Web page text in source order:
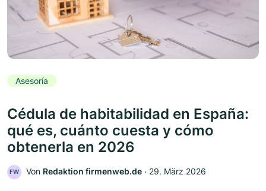
Asesoría
Cédula de habitabilidad en España:
qué es, cuánto cuesta y cómo
obtenerla en 2026
FW Von Redaktion firmenweb.de ‧ 29. März 2026